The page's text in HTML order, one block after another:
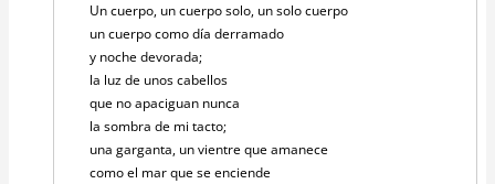
Un cuerpo, un cuerpo solo, un solo cuerpo
un cuerpo como día derramado
y noche devorada;
la luz de unos cabellos
que no apaciguan nunca
la sombra de mi tacto;
una garganta, un vientre que amanece
como el mar que se enciende